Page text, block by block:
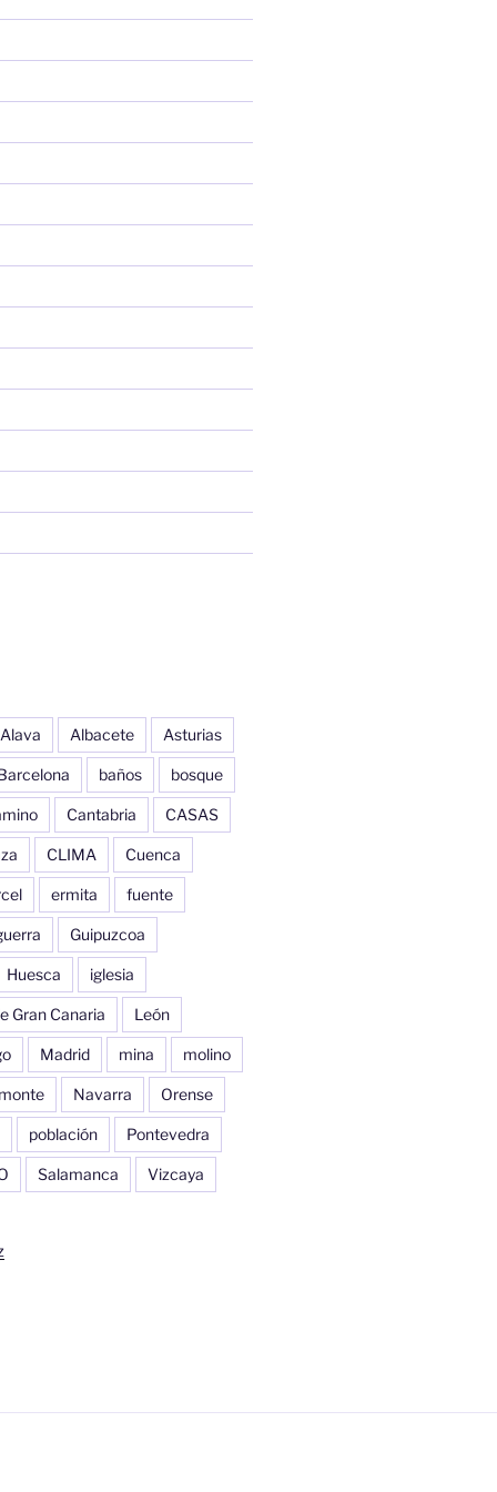
Alava Albacete Asturias
baños bosque
Cantabria CASAS
CLIMA Cuenca
ermita fuente
Guipuzcoa
Huesca iglesia
Gran Canaria León
Madrid mina molino
monte Navarra Orense
población Pontevedra
Salamanca Vizcaya